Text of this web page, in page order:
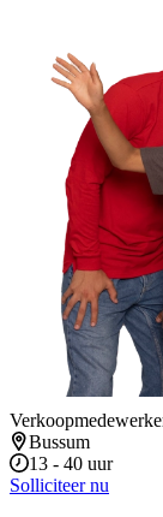
Bussum
13 - 40 uur
Solliciteer nu